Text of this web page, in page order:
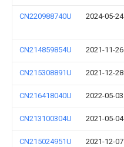
CN220988740U 2024-05-24
CN214859854U 2021-11-26
CN215308891U 2021-12-28
CN216418040U 2022-05-03
CN213100304U 2021-05-04
CN215024951U 2021-12-07